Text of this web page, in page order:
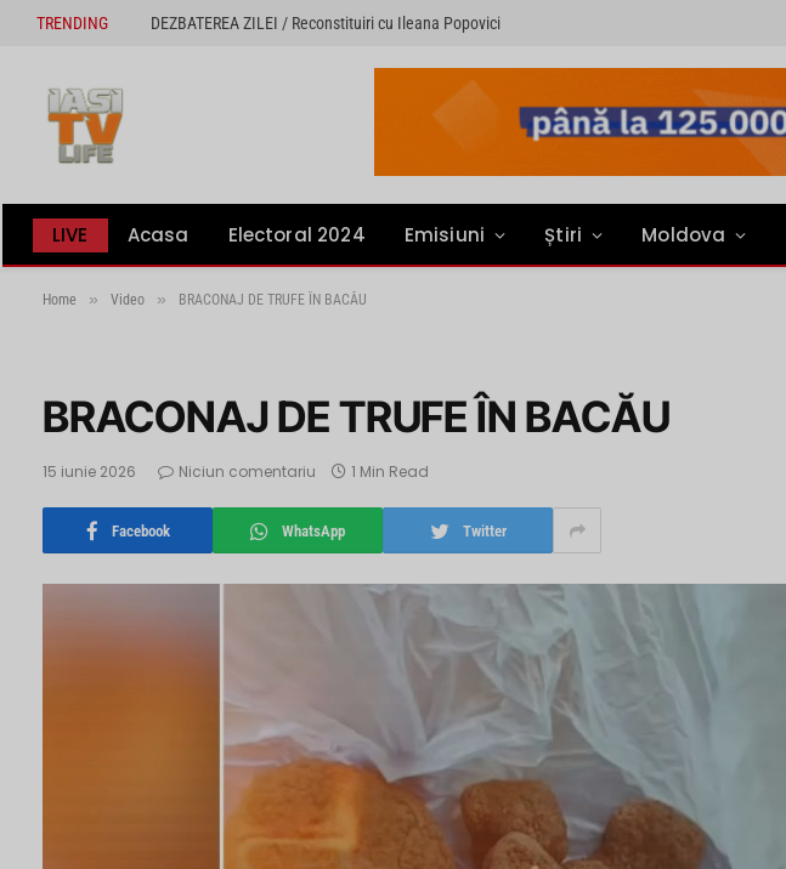
TRENDING DEZBATEREA ZILEI / Reconstituiri cu Ileana Popovici
LIVE Acasa Electoral 2024 Emisiuni Știri Moldova
Home » Video » BRACONAJ DE TRUFE ÎN BACĂU
BRACONAJ DE TRUFE ÎN BACĂU
15 iunie 2026 Niciun comentariu 1 Min Read
Facebook WhatsApp Twitter